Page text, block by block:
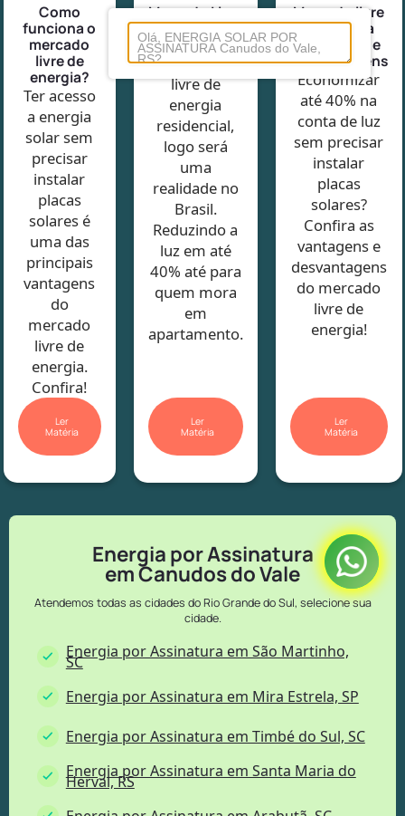
Como
funciona o
mercado
livre de
energia?
Ter acesso
a energia
solar sem
precisar
instalar
placas
solares é
uma das
principais
vantagens
do
mercado
livre de
energia.
Confira!
Ler
Matéria
Mercado Livre
de Energia
Residencial
O Mercado
livre de
energia
residencial,
logo será
uma
realidade no
Brasil.
Reduzindo a
luz em até
40% até para
quem mora
em
apartamento.
Ler
Matéria
Mercado livre
de energia
vantagens e
desvantagens
Economizar
até 40% na
conta de luz
sem precisar
instalar
placas
solares?
Confira as
vantagens e
desvantagens
do mercado
livre de
energia!
Ler
Matéria
Energia por Assinatura
em Canudos do Vale
Atendemos todas as cidades do Rio Grande do Sul, selecione sua
cidade.
Energia por Assinatura em São Martinho,
SC
Energia por Assinatura em Mira Estrela, SP
Energia por Assinatura em Timbé do Sul, SC
Energia por Assinatura em Santa Maria do
Herval, RS